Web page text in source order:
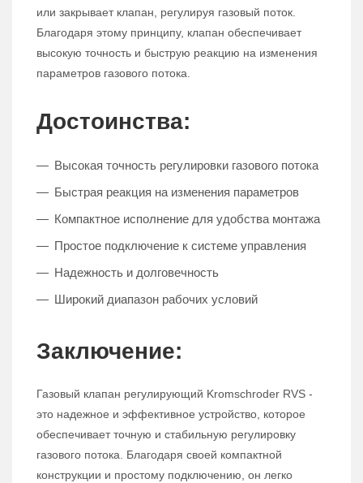
или закрывает клапан, регулируя газовый поток.
Благодаря этому принципу, клапан обеспечивает
высокую точность и быструю реакцию на изменения
параметров газового потока.
Достоинства:
Высокая точность регулировки газового потока
Быстрая реакция на изменения параметров
Компактное исполнение для удобства монтажа
Простое подключение к системе управления
Надежность и долговечность
Широкий диапазон рабочих условий
Заключение:
Газовый клапан регулирующий Kromschroder RVS -
это надежное и эффективное устройство, которое
обеспечивает точную и стабильную регулировку
газового потока. Благодаря своей компактной
конструкции и простому подключению, он легко